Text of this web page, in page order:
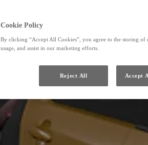
Cookie Policy
By clicking “Accept All Cookies”, you agree to the storing
usage, and assist in our marketing efforts.
Reject All Accept